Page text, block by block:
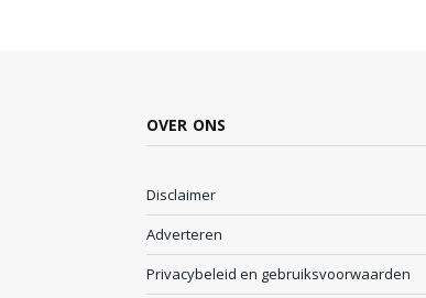
OVER ONS
Disclaimer
Adverteren
Privacybeleid en gebruiksvoorwaarden